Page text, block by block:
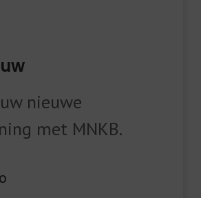
nieuwe
met MNKB.